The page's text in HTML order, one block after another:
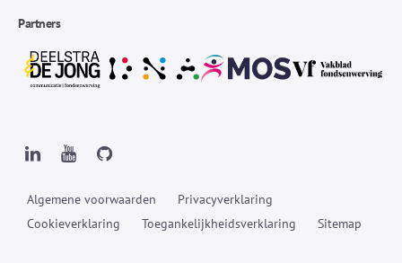
Partners
Algemene voorwaarden
Privacyverklaring
Cookieverklaring
Toegankelijkheidsverklaring Sitemap